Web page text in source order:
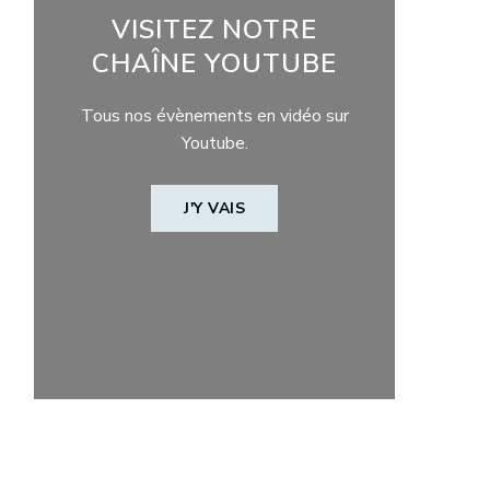
VISITEZ NOTRE
CHAÎNE YOUTUBE
Tous nos évènements en vidéo sur
Youtube.
J'Y VAIS